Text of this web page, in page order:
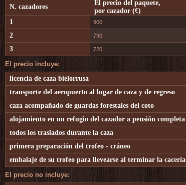
N. cazadores
El precio del paquete,
por cazador (€)
1
900
2 790
3 720
El precio incluye:
licencia de caza bielorrusa
transporte del aeropuerto al lugar de caza y de regreso
caza acompañado de guardas forestales del coto
alojamiento en un refugio del cazador a pensión completa
todos los traslados durante la caza
primera preparación del trofeo - cráneo
embalaje de su trofeo para llevearse al terminar la cacería
El precio no incluye: